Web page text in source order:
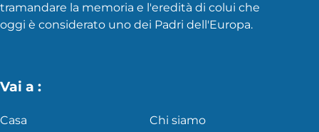
tramandare la memoria e l'eredità di colui che
oggi è considerato uno dei Padri dell'Europa.
Vai a :
Casa Chi siamo